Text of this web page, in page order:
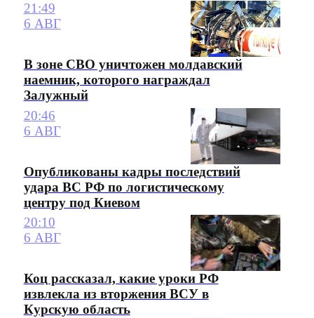
21:49
6 АВГ
В зоне СВО уничтожен молдавский
наемник, которого награждал
Залужный
20:46
6 АВГ
Опубликованы кадры последствий
удара ВС РФ по логистическому
центру под Киевом
20:10
6 АВГ
Коц рассказал, какие уроки РФ
извлекла из вторжения ВСУ в
Курскую область